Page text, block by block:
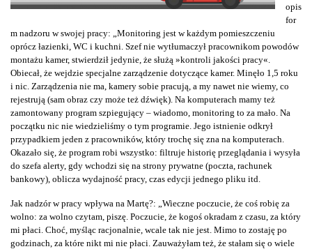
opis
for
m nadzoru w swojej pracy: „Monitoring jest w każdym pomieszczeniu
oprócz łazienki, WC i kuchni. Szef nie wytłumaczył pracownikom powodów
montażu kamer, stwierdził jedynie, że służą »kontroli jakości pracy«.
Obiecał, że wejdzie specjalne zarządzenie dotyczące kamer. Minęło 1,5 roku
i nic. Zarządzenia nie ma, kamery sobie pracują, a my nawet nie wiemy, co
rejestrują (sam obraz czy może też dźwięk). Na komputerach mamy też
zamontowany program szpiegujący – wiadomo, monitoring to za mało. Na
początku nic nie wiedzieliśmy o tym programie. Jego istnienie odkrył
przypadkiem jeden z pracowników, który trochę się zna na komputerach.
Okazało się, że program robi wszystko: filtruje historię przeglądania i wysyła
do szefa alerty, gdy wchodzi się na strony prywatne (poczta, rachunek
bankowy), oblicza wydajność pracy, czas edycji jednego pliku itd.
Jak nadzór w pracy wpływa na Martę?: „Wieczne poczucie, że coś robię za
wolno: za wolno czytam, piszę. Poczucie, że kogoś okradam z czasu, za który
mi płaci. Choć, myśląc racjonalnie, wcale tak nie jest. Mimo to zostaję po
godzinach, za które nikt mi nie płaci. Zauważyłam też, że stałam się o wiele